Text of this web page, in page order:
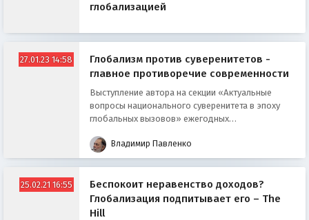
глобализацией
27.01.23 14:58
Глобализм против суверенитетов -
главное противоречие современности
Выступление автора на секции «Актуальные
вопросы национального суверенитета в эпоху
глобальных вызовов» ежегодных
Владимир Павленко
25.02.21 16:55
Беспокоит неравенство доходов?
Глобализация подпитывает его – The
Hill